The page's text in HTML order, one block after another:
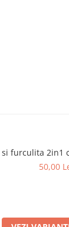
si furculita 2in1
50,00